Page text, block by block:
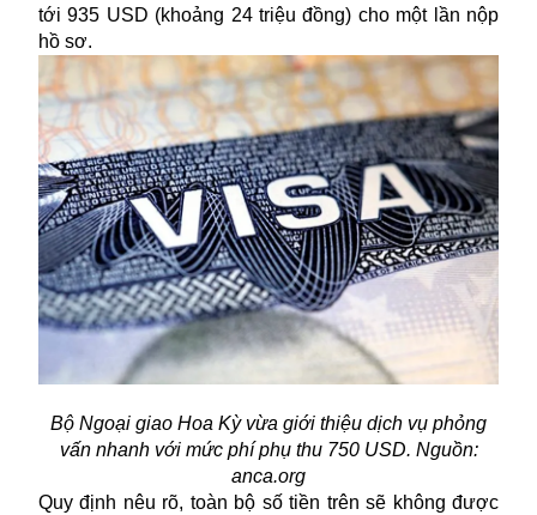
tới 935 USD (khoảng 24 triệu đồng) cho một lần nộp
hồ sơ.
Bộ Ngoại giao Hoa Kỳ vừa giới thiệu dịch vụ phỏng
vấn nhanh với mức phí phụ thu 750 USD. Nguồn:
anca.org
Quy định nêu rõ, toàn bộ số tiền trên sẽ không được